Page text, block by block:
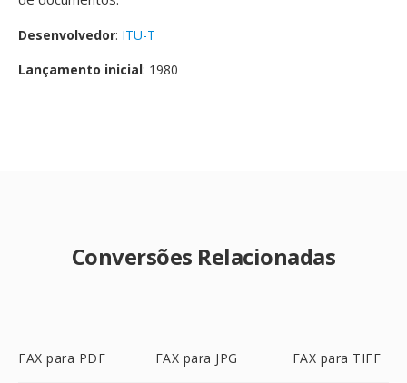
Desenvolvedor: ITU-T
Lançamento inicial: 1980
Conversões Relacionadas
FAX para PDF FAX para JPG FAX para TIFF